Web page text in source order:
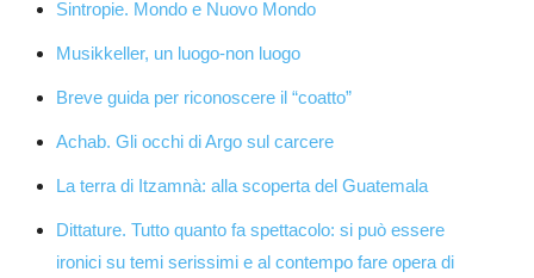
Sintropie. Mondo e Nuovo Mondo
Musikkeller, un luogo-non luogo
Breve guida per riconoscere il “coatto”
Achab. Gli occhi di Argo sul carcere
La terra di Itzamnà: alla scoperta del Guatemala
Dittature. Tutto quanto fa spettacolo: si può essere
ironici su temi serissimi e al contempo fare opera di